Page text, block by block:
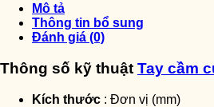
Mô tả
Thông tin bổ sung
Đánh giá (0)
Thông số kỹ thuật Tay cầm
Kích thước : Đơn vị (mm)